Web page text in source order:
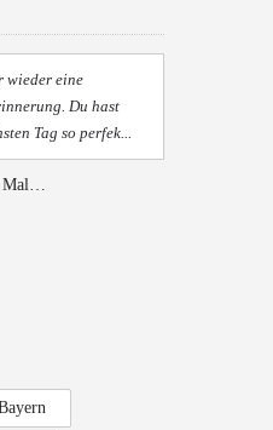
wieder eine
Du hast
Tag so perfek...
Mal…